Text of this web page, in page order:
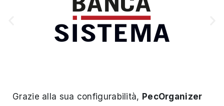
Grazie alla sua configurabilità, PecOrganizer